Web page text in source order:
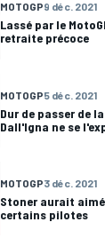
MOTOGP9 déc. 2021
Lassé par le
retraite précoce
MOTOGP5 déc. 2021
Dur de passer de
Dall'Igna ne se
MOTOGP3 déc. 2021
Stoner aurait
certains pilotes